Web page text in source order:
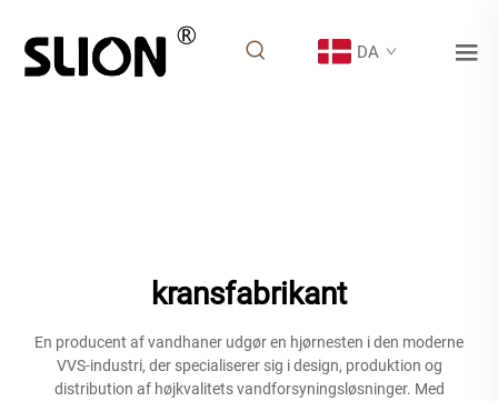
DA
kransfabrikant
En producent af vandhaner udgør en hjørnesten i den moderne
VVS-industri, der specialiserer sig i design, produktion og
distribution af højkvalitets vandforsyningsløsninger. Med